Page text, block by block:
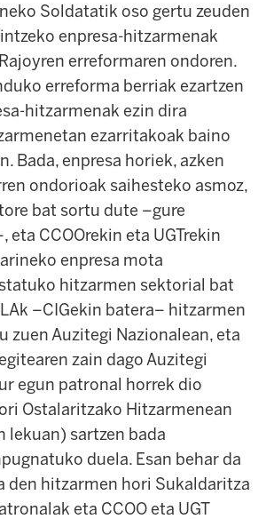
Soldatatik oso gertu zeuden
enpresa-hitzarmenak
erreformaren ondoren.
erreforma berriak ezartzen
hitzarmenak ezin dira
ezarritakoak baino
Bada, enpresa horiek, azken
ondorioak saihesteko asmoz,
bat sortu dute –gure
CCOOrekin eta UGTrekin
enpresa mota
hitzarmen sektorial bat
–CIGekin batera– hitzarmen
zuen Auzitegi Nazionalean, eta
zain dago Auzitegi
egun patronal horrek dio
Ostalaritzako Hitzarmenean
lekuan) sartzen bada
duela. Esan behar da
den hitzarmen hori Sukaldaritza
eta CCOO eta UGT